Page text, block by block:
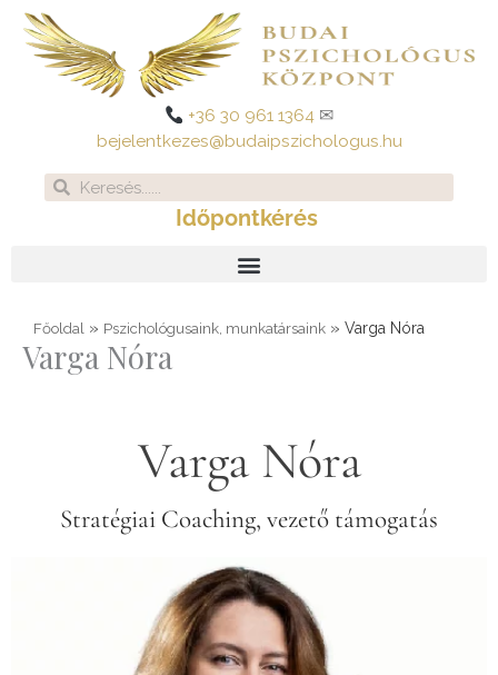
Skip
content
+36 30 961 1364 ✉
bejelentkezes@budaipszichologus.hu
Időpontkérés
Főoldal » Pszichológusaink, munkatársaink » Varga Nóra
Varga Nóra
Varga Nóra
Stratégiai Coaching, vezető támogatás